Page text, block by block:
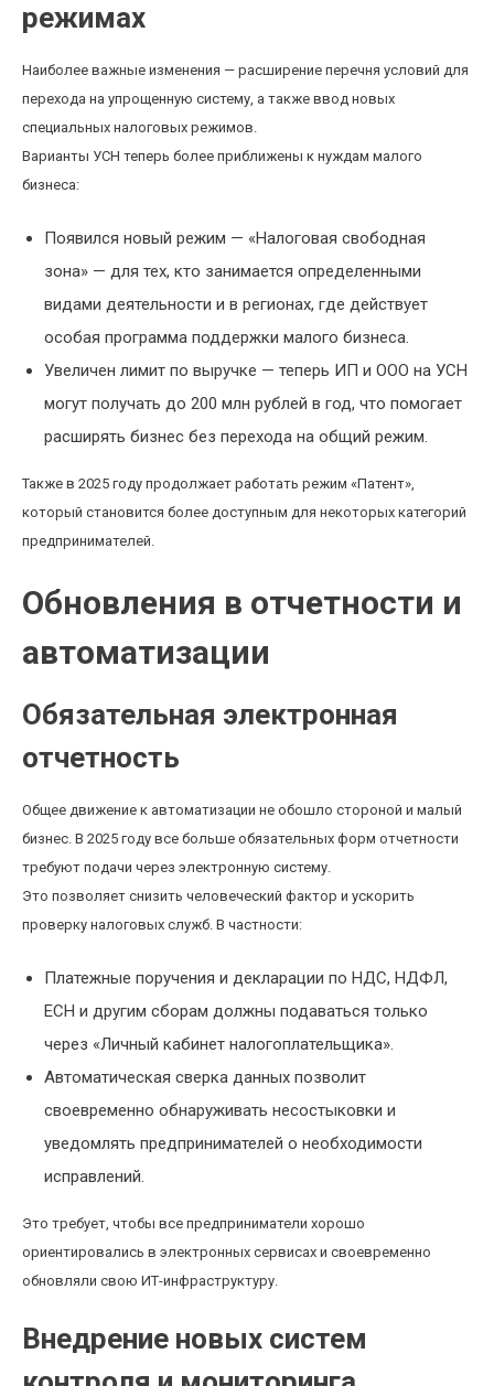
режимах
Наиболее важные изменения — расширение перечня условий для
перехода на упрощенную систему, а также ввод новых
специальных налоговых режимов.
Варианты УСН теперь более приближены к нуждам малого
бизнеса:
Появился новый режим — «Налоговая свободная
зона» — для тех, кто занимается определенными
видами деятельности и в регионах, где действует
особая программа поддержки малого бизнеса.
Увеличен лимит по выручке — теперь ИП и ООО на УСН
могут получать до 200 млн рублей в год, что помогает
расширять бизнес без перехода на общий режим.
Также в 2025 году продолжает работать режим «Патент»,
который становится более доступным для некоторых категорий
предпринимателей.
Обновления в отчетности и
автоматизации
Обязательная электронная
отчетность
Общее движение к автоматизации не обошло стороной и малый
бизнес. В 2025 году все больше обязательных форм отчетности
требуют подачи через электронную систему.
Это позволяет снизить человеческий фактор и ускорить
проверку налоговых служб. В частности:
Платежные поручения и декларации по НДС, НДФЛ,
ЕСН и другим сборам должны подаваться только
через «Личный кабинет налогоплательщика».
Автоматическая сверка данных позволит
своевременно обнаруживать несостыковки и
уведомлять предпринимателей о необходимости
исправлений.
Это требует, чтобы все предприниматели хорошо
ориентировались в электронных сервисах и своевременно
обновляли свою ИТ-инфраструктуру.
Внедрение новых систем